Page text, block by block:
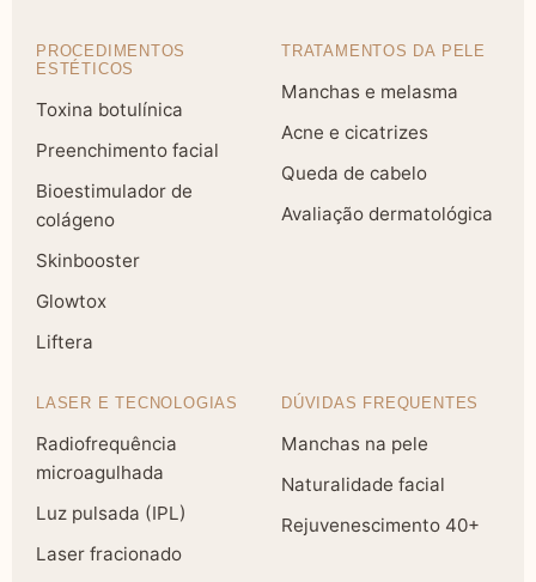
PROCEDIMENTOS
ESTÉTICOS
Toxina botulínica
Preenchimento facial
Bioestimulador de
colágeno
Skinbooster
Glowtox
Liftera
TRATAMENTOS DA PELE
Manchas e melasma
Acne e cicatrizes
Queda de cabelo
Avaliação dermatológica
LASER E TECNOLOGIAS
Radiofrequência
microagulhada
Luz pulsada (IPL)
Laser fracionado
DÚVIDAS FREQUENTES
Manchas na pele
Naturalidade facial
Rejuvenescimento 40+